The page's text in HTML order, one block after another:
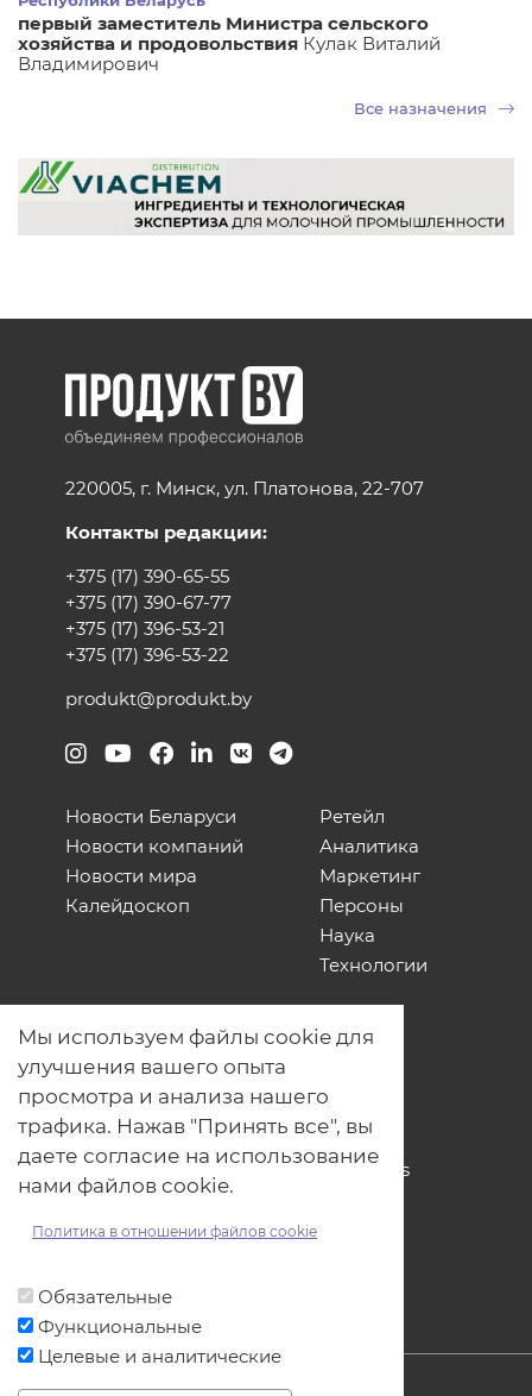
первый заместитель Министра сельского
хозяйства и продовольствия Кулак Виталий
Владимирович
Все назначения
220005, г. Минск, ул. Платонова, 22-707
Контакты редакции:
+375 (17) 390-65-55
+375 (17) 390-67-77
+375 (17) 396-53-21
+375 (17) 396-53-22
produkt@produkt.by
Новости Беларуси
Новости компаний
Новости мира
Калейдоскоп
Ретейл
Аналитика
Маркетинг
Персоны
Наука
Технологии
О нас
Наши проекты
Связь с нами
Общая политика обработки
персональных данных
Политика обработки файлов Cookies
Политика обработки персональных
данных для мероприятий
Мы используем файлы cookie для
улучшения вашего опыта
просмотра и анализа нашего
трафика. Нажав "Принять все", вы
даете согласие на использование
нами файлов cookie.
Политика в отношении файлов cookie
Обязательные
Функциональные
Целевые и аналитические